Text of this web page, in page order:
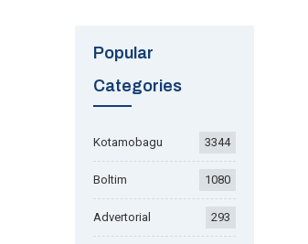
Popular
Categories
Kotamobagu 3344
Boltim 1080
Advertorial 293